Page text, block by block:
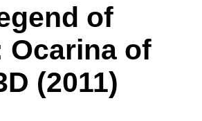
of
Ocarina of
(2011)